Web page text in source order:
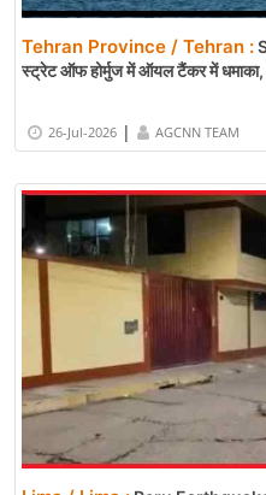
Tehran Province / Tehran :
स्ट्रेट ऑफ होर्मुज में ऑयल टैंकर में
26-Jul-2026 | AGCNN TEAM